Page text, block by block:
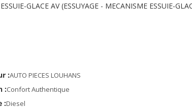
GLACE AV (ESSUYAGE - MECANISME ESSUIE-
:AUTO PIECES LOUHANS
:Confort Authentique
:Diesel